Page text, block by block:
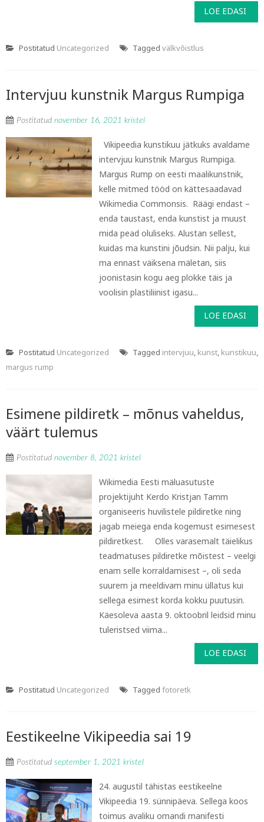
LOE EDASI
Postitatud Uncategorized Tagged välkvõistlus
Intervjuu kunstnik Margus Rumpiga
Postitatud november 16, 2021 kristel
Vikipeedia kunstikuu jätkuks avaldame
intervjuu kunstnik Margus Rumpiga.
Margus Rump on eesti maalikunstnik,
kelle mitmed tööd on kättesaadavad
Wikimedia Commonsis. Räägi endast –
enda taustast, enda kunstist ja muust
mida pead oluliseks. Alustan sellest,
kuidas ma kunstini jõudsin. Nii palju, kui
ma ennast väiksena mäletan, siis
joonistasin kogu aeg plokke täis ja
voolisin plastiliinist igasu...
LOE EDASI
Postitatud Uncategorized Tagged intervjuu, kunst, kunstikuu,
margus rump
Esimene pildiretk – mõnus vaheldus,
väärt tulemus
Postitatud november 8, 2021 kristel
Wikimedia Eesti mäluasutuste
projektijuht Kerdo Kristjan Tamm
organiseeris huvilistele pildiretke ning
jagab meiega enda kogemust esimesest
pildiretkest. Olles varasemalt täielikus
teadmatuses pildiretke mõistest – veelgi
enam selle korraldamisest –, oli seda
suurem ja meeldivam minu üllatus kui
sellega esimest korda kokku puutusin.
Käesoleva aasta 9. oktoobril leidsid minu
tuleristsed viima...
LOE EDASI
Postitatud Uncategorized Tagged fotoretk
Eestikeelne Vikipeedia sai 19
Postitatud september 1, 2021 kristel
24. augustil tähistas eestikeelne
Vikipeedia 19. sünnipäeva. Sellega koos
toimus avaliku omandi manifesti